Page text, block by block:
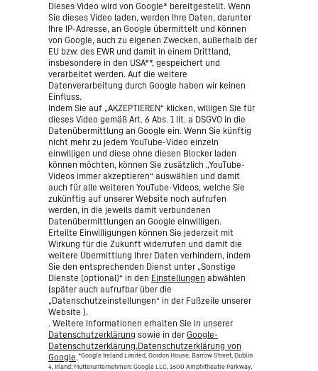
Dieses Video wird von Google* bereitgestellt. Wenn
Sie dieses Video laden, werden Ihre Daten, darunter
Ihre IP-Adresse, an Google übermittelt und können
von Google, auch zu eigenen Zwecken, außerhalb der
EU bzw. des EWR und damit in einem Drittland,
insbesondere in den USA**, gespeichert und
verarbeitet werden. Auf die weitere
Datenverarbeitung durch Google haben wir keinen
Einfluss.
Indem Sie auf „AKZEPTIEREN“ klicken, willigen Sie für
dieses Video gemäß Art. 6 Abs. 1 lit. a DSGVO in die
Datenübermittlung an Google ein. Wenn Sie künftig
nicht mehr zu jedem YouTube-Video einzeln
einwilligen und diese ohne diesen Blocker laden
können möchten, können Sie zusätzlich „YouTube-
Videos immer akzeptieren“ auswählen und damit
auch für alle weiteren YouTube-Videos, welche Sie
zukünftig auf unserer Website noch aufrufen
werden, in die jeweils damit verbundenen
Datenübermittlungen an Google einwilligen.
Erteilte Einwilligungen können Sie jederzeit mit
Wirkung für die Zukunft widerrufen und damit die
weitere Übermittlung Ihrer Daten verhindern, indem
Sie den entsprechenden Dienst unter „Sonstige
Dienste (optional)“ in den Einstellungen abwählen
(später auch aufrufbar über die
„Datenschutzeinstellungen“ in der Fußzeile unserer
Website ).
. Weitere Informationen erhalten Sie in unserer
Datenschutzerklärung sowie in der Google-
Datenschutzerklärung.Datenschutzerklärung von
Google.*Google Ireland Limited, Gordon House, Barrow Street, Dublin
4, Irland; Mutterunternehmen: Google LLC, 1600 Amphitheatre Parkway,